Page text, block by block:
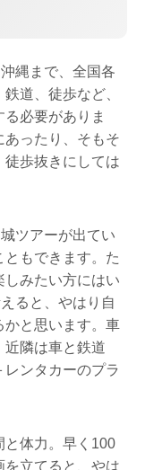
縄まで、全国各
道、徒歩など、
必要がありま
ったり、そもそ
徒歩抜きにしては
ツアーが出てい
もできます。た
しみたい方にはい
ると、やはり自
かと思います。車
近隣は車と鉄道
ンタカーのプラ
と体力。早く100
立てると、やは